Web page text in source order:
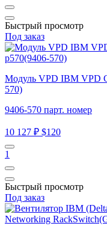
Быстрый просмотр
Под заказ
Модуль VPD IBM VPD
570)
9406-570 парт. номер
10 127 ₽ $120
1
Быстрый просмотр
Под заказ